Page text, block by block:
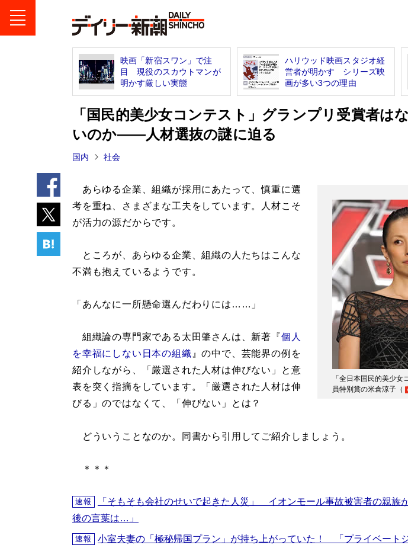
映画「新宿スワン」で注
目 現役のスカウトマンが
明かす厳しい実態
ハリウッド映画スタジオ経
営者が明かす シリーズ映
画が多い3つの理由
「国民的美少女コンテスト」グランプリ受賞者は
いのか――人材選抜の謎に迫る
国内 社会
「全日本国民的美少女
員特別賞の米倉涼子（
あらゆる企業、組織が採用にあたって、慎重に選
考を重ね、さまざまな工夫をしています。人材こそ
が活力の源だからです。
ところが、あらゆる企業、組織の人たちはこんな
不満も抱えているようです。
「あんなに一所懸命選んだわりには……」
組織論の専門家である太田肇さんは、新著『個人
を幸福にしない日本の組織』の中で、芸能界の例を
紹介しながら、「厳選された人材は伸びない」と意
表を突く指摘をしています。「厳選された人材は伸
びる」のではなくて、「伸びない」とは？
どういうことなのか。同書から引用してご紹介しましょう。
＊＊＊
速報
「そもそも会社のせいで起きた人災」 イオンモール事故被害者の親
後の言葉は…」
速報
小室夫妻の「極秘帰国プラン」が持ち上がっていた！ 「プライベー